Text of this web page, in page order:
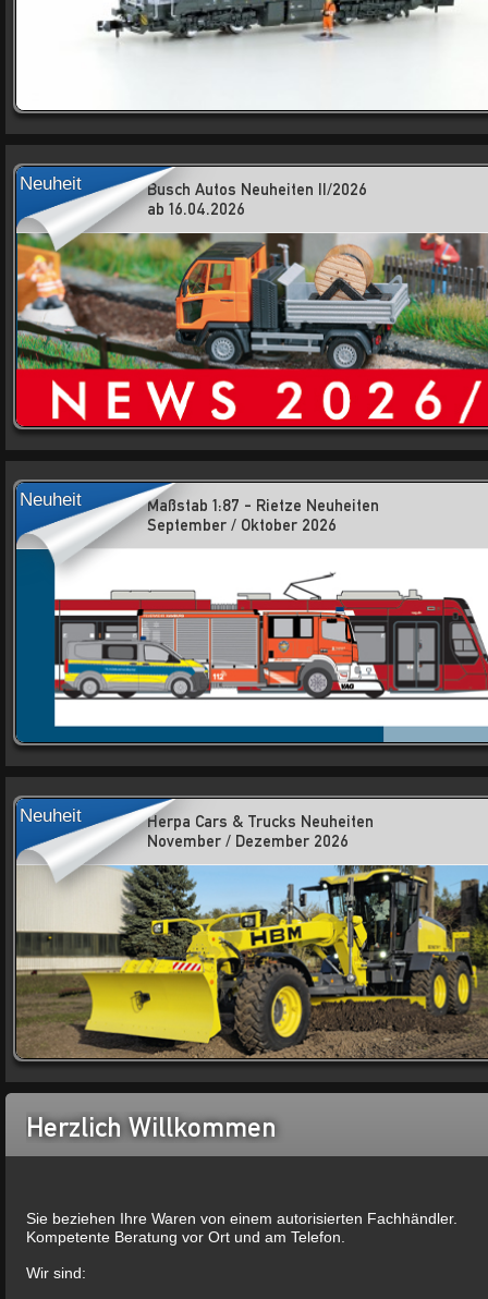
Neuheit
Busch Autos Neuheiten II/2026
ab 16.04.2026
Neuheit
Maßstab 1:87 - Rietze Neuheiten
September / Oktober 2026
Neuheit
Herpa Cars & Trucks Neuheiten
November / Dezember 2026
Herzlich Willkommen
Sie beziehen Ihre Waren von einem autorisierten Fachhändler.
Kompetente Beratung vor Ort und am Telefon.
Wir sind: